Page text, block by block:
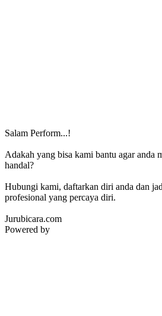
Salam Perform...!
Adakah yang bisa kami bantu agar anda
handal?
Hubungi kami, daftarkan diri anda dan
profesional yang percaya diri.
Jurubicara.com
Powered by